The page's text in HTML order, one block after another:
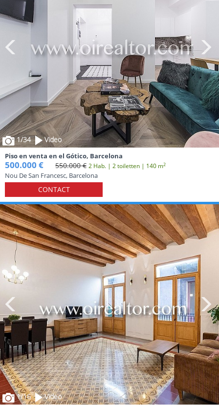
1/34 Video
Piso en venta en el Gótico, Barcelona
500.000 € 550.000 € 2 Hab. | 2 toiletten | 140 m2
Nou De San Francesc, Barcelona
CONTACT
1/16 Video